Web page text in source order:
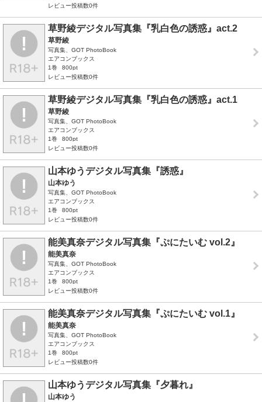
レビュー投稿数0件
草野綾デジタル写真集『乳白色の誘惑』act.2
草野綾
写真集、GOT PhotoBook
エアコンブックス
1巻
800pt
レビュー投稿数0件
草野綾デジタル写真集『乳白色の誘惑』act.1
草野綾
写真集、GOT PhotoBook
エアコンブックス
1巻
800pt
レビュー投稿数0件
山本ゆうデジタル写真集『誘惑』
山本ゆう
写真集、GOT PhotoBook
エアコンブックス
1巻
800pt
レビュー投稿数0件
能美真奈デジタル写真集『ぷにたいむ vol.2』
能美真奈
写真集、GOT PhotoBook
エアコンブックス
1巻
800pt
レビュー投稿数0件
能美真奈デジタル写真集『ぷにたいむ vol.1』
能美真奈
写真集、GOT PhotoBook
エアコンブックス
1巻
800pt
レビュー投稿数0件
山本ゆうデジタル写真集『夕暮れ』
山本ゆう